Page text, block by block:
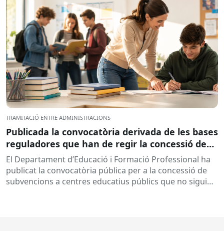
TRAMITACIÓ ENTRE ADMINISTRACIONS
Publicada la convocatòria derivada de les bases
reguladores que han de regir la concessió de
subvencions a centres educatius, per al
desenvolupament de programes de formació i
inserció, durant el curs 2026-2027
El Departament d’Educació i Formació Professional ha
publicat la convocatòria pública per a la concessió de
subvencions a centres educatius públics que no siguin